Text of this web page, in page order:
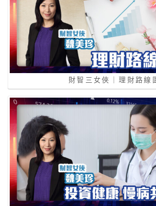
財智三女俠｜理財路線